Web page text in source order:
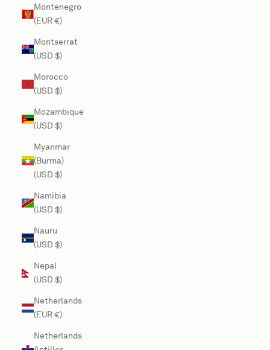
Montenegro
(EUR €)
Montserrat
(USD $)
Morocco
(USD $)
Mozambique
(USD $)
Myanmar
(Burma)
(USD $)
Namibia
(USD $)
Nauru
(USD $)
Nepal
(USD $)
Netherlands
(EUR €)
Netherlands